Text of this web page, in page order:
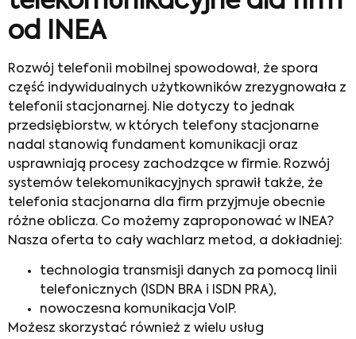
od INEA
Rozwój telefonii mobilnej spowodował, że spora
część indywidualnych użytkowników zrezygnowała z
telefonii stacjonarnej. Nie dotyczy to jednak
przedsiębiorstw, w których telefony stacjonarne
nadal stanowią fundament komunikacji oraz
usprawniają procesy zachodzące w firmie. Rozwój
systemów telekomunikacyjnych sprawił także, że
telefonia stacjonarna dla firm przyjmuje obecnie
różne oblicza. Co możemy zaproponować w INEA?
Nasza oferta to cały wachlarz metod, a dokładniej:
technologia transmisji danych za pomocą linii
telefonicznych (ISDN BRA i ISDN PRA),
nowoczesna komunikacja VoIP.
Możesz skorzystać również z wielu usług